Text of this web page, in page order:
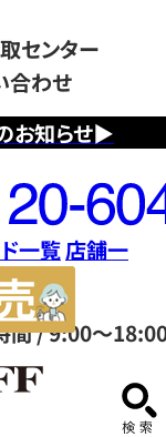
お知らせ▶
センター
合わせ
間 / 9:00～
一覧店舗一
サ